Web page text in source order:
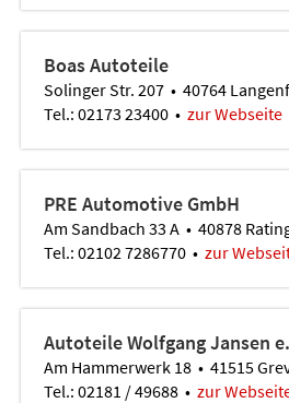
Boas Autoteile
Solinger Str. 207 • 40764
Tel.: 02173 23400 • zur Webseite
PRE Automotive GmbH
Am Sandbach 33 A • 40878
Tel.: 02102 7286770 • zur
Autoteile Wolfgang Jansen
Am Hammerwerk 18 • 41515
Tel.: 02181 / 49688 • zur